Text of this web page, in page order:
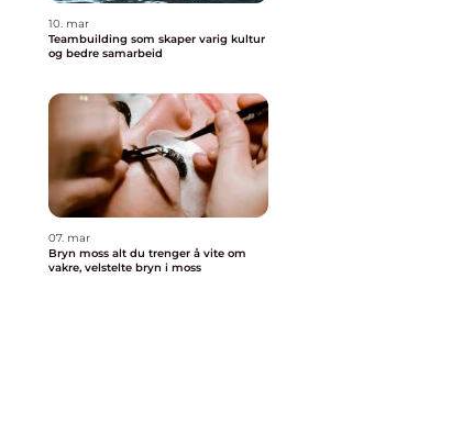
10. mar
Teambuilding som skaper varig kultur
og bedre samarbeid
07. mar
Bryn moss alt du trenger å vite om
vakre, velstelte bryn i moss